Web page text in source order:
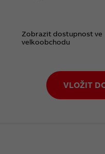
Zobrazit dostupnost ve
velkoobchodu
VLOŽIT